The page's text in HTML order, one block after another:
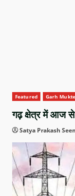
Featured Garh
गढ़ क्षेत्र में आज से
Satya Prakash